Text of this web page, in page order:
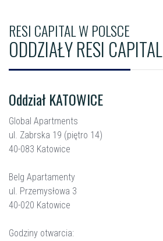
RESI CAPITAL W POLSCE
ODDZIAŁY RESI CAPITAL
Oddział KATOWICE
Global Apartments
ul. Zabrska 19 (piętro 14)
40-083 Katowice
Belg Apartamenty
ul. Przemysłowa 3
40-020 Katowice
Godziny otwarcia: